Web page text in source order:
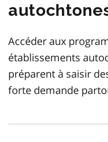
Accéder aux
établissements
préparent à saisir
forte demande